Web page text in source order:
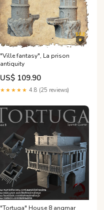
"Ville fantasy", La prison
antiquity
US$ 109.90
★★★★★ 4.8 (25 reviews)
"Tortuga" House 8 angmar